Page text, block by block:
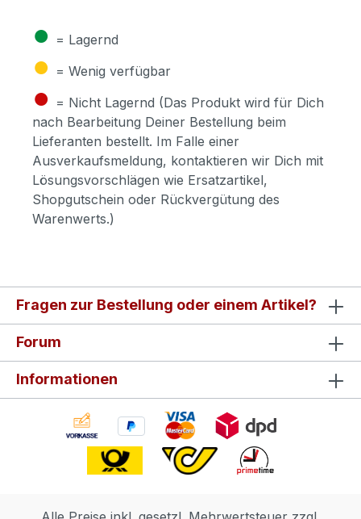
● = Lagernd
● = Wenig verfügbar
● = Nicht Lagernd (Das Produkt wird für Dich
nach Bearbeitung Deiner Bestellung beim
Lieferanten bestellt. Im Falle einer
Ausverkaufsmeldung, kontaktieren wir Dich mit
Lösungsvorschlägen wie Ersatzartikel,
Shopgutschein oder Rückvergütung des
Warenwerts.)
Fragen zur Bestellung oder einem Artikel?
Forum
Informationen